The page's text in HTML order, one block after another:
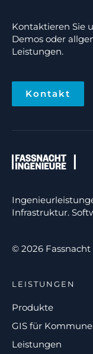
Kontaktieren Sie
Demos oder
Leistungen.
Kontakt
Infrastruktur.
© 2026
LEISTUNGEN
Produkte
GIS für
Leistungen